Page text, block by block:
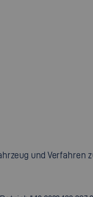
und Verfahren